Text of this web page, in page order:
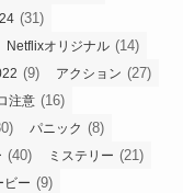
(31)
Netflixオリジナル (14)
(9) アクション (27)
注意 (16)
パニック (8)
(40) ミステリー (21)
ビー (9)